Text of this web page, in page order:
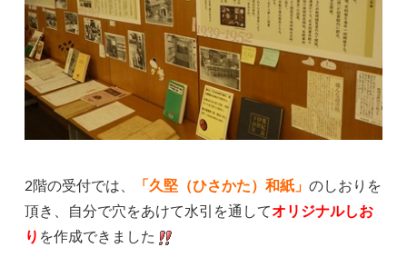
2階の受付では、 「久堅（ひさかた）和紙」のしおりを
頂き、自分で穴をあけて水引を通してオリジナルしお
り を作成できました